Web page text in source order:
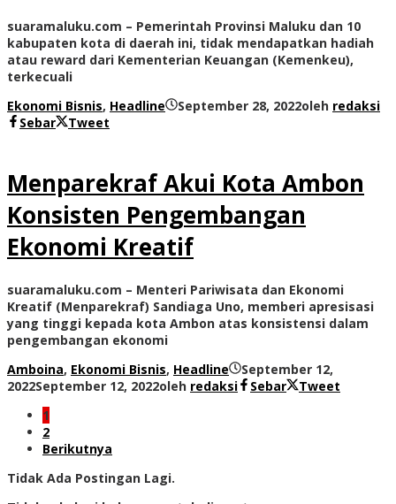
suaramaluku.com – Pemerintah Provinsi Maluku dan 10
kabupaten kota di daerah ini, tidak mendapatkan hadiah
atau reward dari Kementerian Keuangan (Kemenkeu),
terkecuali
Ekonomi Bisnis, Headline September 28, 2022oleh redaksi
Sebar
Tweet
Menparekraf Akui Kota Ambon
Konsisten Pengembangan
Ekonomi Kreatif
suaramaluku.com – Menteri Pariwisata dan Ekonomi
Kreatif (Menparekraf) Sandiaga Uno, memberi apresisasi
yang tinggi kepada kota Ambon atas konsistensi dalam
pengembangan ekonomi
Amboina, Ekonomi Bisnis, Headline
September 12,
2022September 12, 2022oleh redaksi Sebar
Tweet
1
2
Berikutnya
Tidak Ada Postingan Lagi.